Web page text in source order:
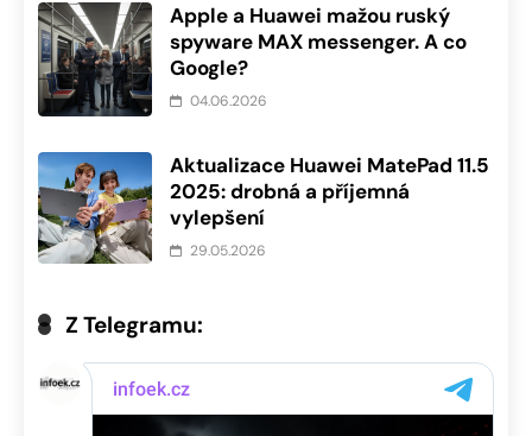
Apple a Huawei mažou ruský
spyware MAX messenger. A co
Google?
04.06.2026
Aktualizace Huawei MatePad 11.5
2025: drobná a příjemná
vylepšení
29.05.2026
Z Telegramu: